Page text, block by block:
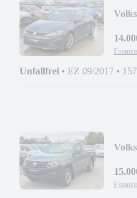
Unfallfrei • EZ 09/2017 •